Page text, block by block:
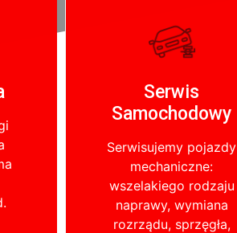
Serwis
Samochodowy
Serwisujemy pojazdy
mechaniczne:
wszelakiego rodzaju
naprawy, wymiana
rozrządu, sprzęgła,